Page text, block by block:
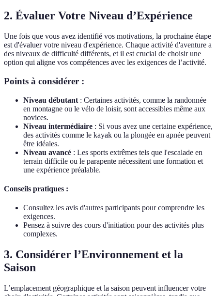
2. Évaluer Votre Niveau d’Expérience
Une fois que vous avez identifié vos motivations, la prochaine étape
est d'évaluer votre niveau d'expérience. Chaque activité d'aventure a
des niveaux de difficulté différents, et il est crucial de choisir une
option qui aligne vos compétences avec les exigences de l’activité.
Points à considérer :
Niveau débutant : Certaines activités, comme la randonnée
en montagne ou le vélo de loisir, sont accessibles même aux
novices.
Niveau intermédiaire : Si vous avez une certaine expérience,
des activités comme le kayak ou la plongée en apnée peuvent
être idéales.
Niveau avancé : Les sports extrêmes tels que l'escalade en
terrain difficile ou le parapente nécessitent une formation et
une expérience préalable.
Conseils pratiques :
Consultez les avis d'autres participants pour comprendre les
exigences.
Pensez à suivre des cours d'initiation pour des activités plus
complexes.
3. Considérer l’Environnement et la
Saison
L’emplacement géographique et la saison peuvent influencer votre